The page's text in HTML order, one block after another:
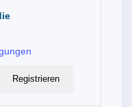
Registrieren